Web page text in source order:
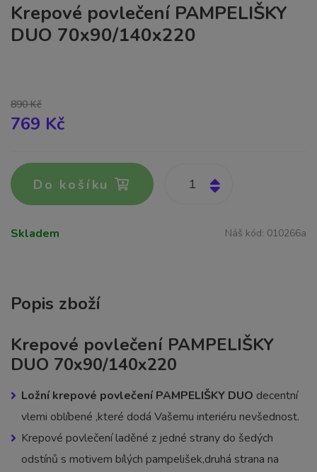
Krepové povlečení PAMPELIŠKY
DUO 70x90/140x220
890 Kč
769 Kč
Do košíku
Skladem Náš kód: 010266a
Popis zboží
Krepové povlečení PAMPELIŠKY
DUO 70x90/140x220
Ložní krepové povlečení PAMPELIŠKY DUO decentní
vlemi oblíbené ,které dodá Vašemu interiéru nevšednost.
Krepové povlečení laděné z jedné strany do šedých
odstínů s motivem bílých pampelišek,druhá strana na